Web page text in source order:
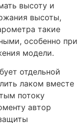
высоту и
высоты,
такие
особенно при
модели.
отдельной
лаком вместе
потоку
автор